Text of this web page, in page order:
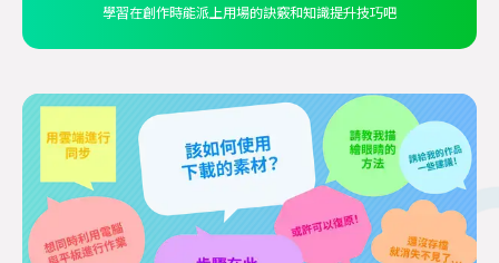
學習在創作時能派上用場的訣竅和知識提升技巧吧